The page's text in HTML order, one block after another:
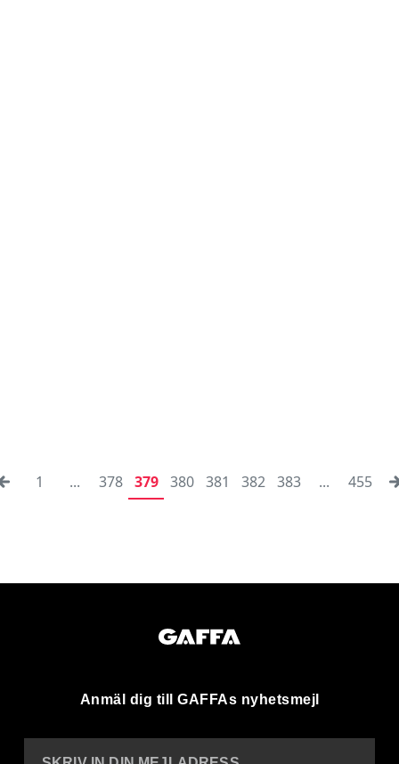
1 ... 378 379 380 381 382 383 ... 455
Anmäl dig till GAFFAs nyhetsmejl